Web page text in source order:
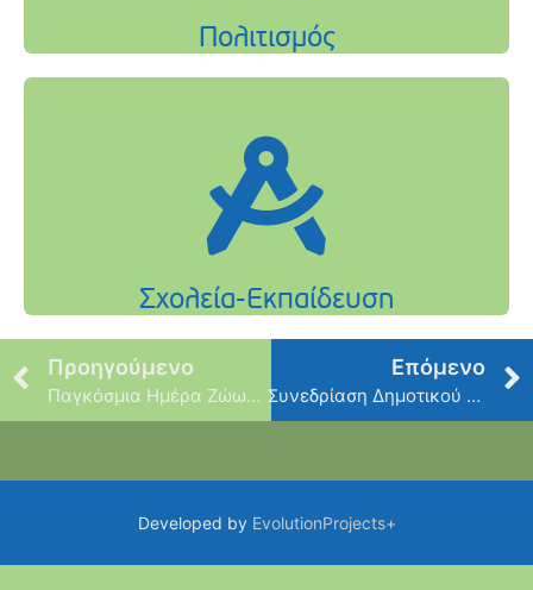
Προηγούμενο
Παγκόσμια Ημέρα Ζώων – Δράση “Αρετή Δημητροπούλου”
Επόμενο
Συνεδρίαση Δημοτικού Συμβουλίου – Τετάρτη 09 Οκτωβρίου
Developed by EvolutionProjects+